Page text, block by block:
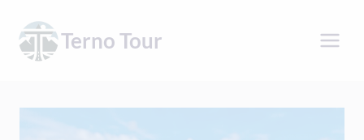
obsah
Terno Tour